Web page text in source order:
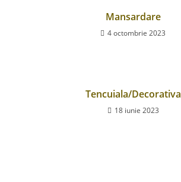
Mansardare
4 octombrie 2023
Tencuiala/Decorativa
18 iunie 2023